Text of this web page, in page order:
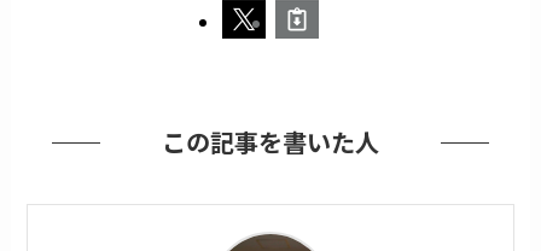
この記事を書いた人